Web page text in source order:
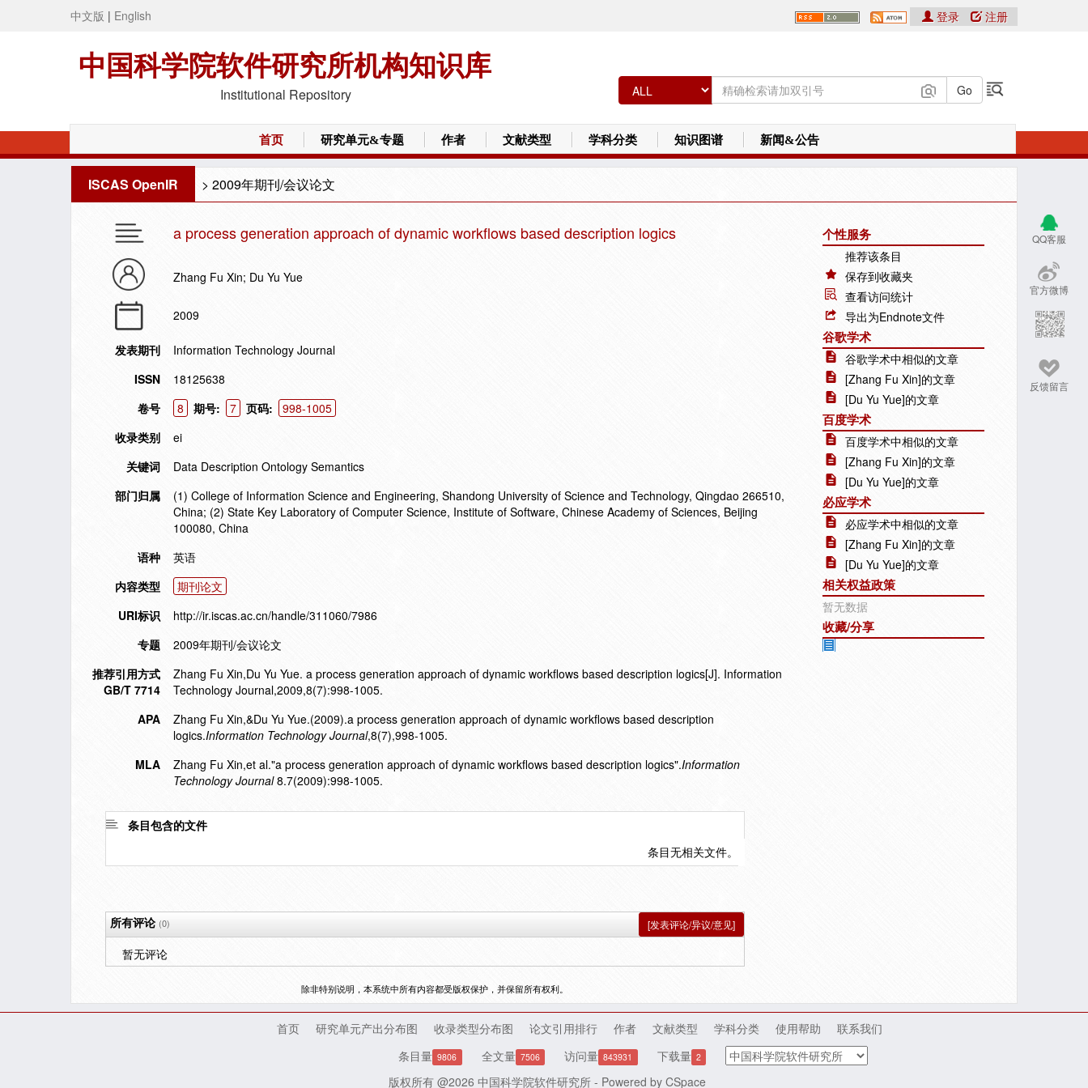
中文版 | English
中国科学院软件研究所机构知识库
Institutional Repository
登录 注册
首页 研究单元&专题 作者 文献类型 学科分类 知识图谱 新闻&公告
ISCAS OpenIR > 2009年期刊/会议论文
QQ客服
官方微博
反馈留言
a process generation approach of dynamic workflows based description logics
Zhang Fu Xin; Du Yu Yue
2009
发表期刊
Information Technology Journal
ISSN
18125638
卷号
8 期号: 7 页码:
998-1005
收录类别
ei
关键词
Data Description Ontology Semantics
部门归属
(1) College of Information Science and Engineering, Shandong University of Science and Technology, Qingdao 266510,
China; (2) State Key Laboratory of Computer Science, Institute of Software, Chinese Academy of Sciences, Beijing
100080, China
语种
英语
内容类型
期刊论文
URI标识
http://ir.iscas.ac.cn/handle/311060/7986
专题
2009年期刊/会议论文
推荐引用方式
GB/T 7714
Zhang Fu Xin,Du Yu Yue. a process generation approach of dynamic workflows based description logics[J]. Information
Technology Journal,2009,8(7):998-1005.
APA
Zhang Fu Xin,&Du Yu Yue.(2009).a process generation approach of dynamic workflows based description
logics.Information Technology Journal,8(7),998-1005.
MLA
Zhang Fu Xin,et al."a process generation approach of dynamic workflows based description logics".Information
Technology Journal8.7(2009):998-1005.
条目包含的文件
条目无相关文件。
个性服务
推荐该条目
保存到收藏夹
查看访问统计
导出为Endnote文件
谷歌学术
谷歌学术中相似的文章
[Zhang Fu Xin]的文章
[Du Yu Yue]的文章
百度学术
百度学术中相似的文章
[Zhang Fu Xin]的文章
[Du Yu Yue]的文章
必应学术
必应学术中相似的文章
[Zhang Fu Xin]的文章
[Du Yu Yue]的文章
相关权益政策
暂无数据
收藏/分享
所有评论(0) [发表评论/异议/意见]
暂无评论
除非特别说明，本系统中所有内容都受版权保护，并保留所有权利。
首页 研究单元产出分布图 收录类型分布图 论文引用排行 作者 文献类型 学科分类 使用帮助
联系我们
条目量 9806 全文量 7506 访问量 843931 下载量 2
版权所有 @2026 中国科学院软件研究所 - Powered by CSpace